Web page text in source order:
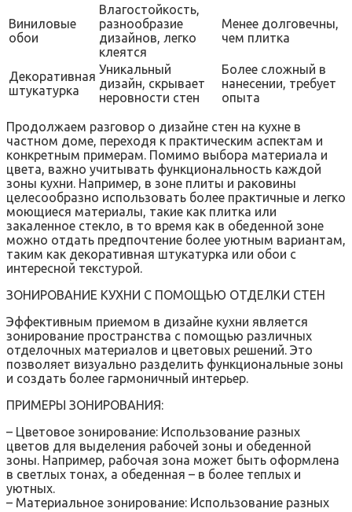
Виниловые
обои
Влагостойкость,
разнообразие
дизайнов, легко
клеятся
Менее долговечны,
чем плитка
Декоративная
штукатурка
Уникальный
дизайн, скрывает
неровности стен
Более сложный в
нанесении, требует
опыта
Продолжаем разговор о дизайне стен на кухне в
частном доме, переходя к практическим аспектам и
конкретным примерам. Помимо выбора материала и
цвета, важно учитывать функциональность каждой
зоны кухни. Например, в зоне плиты и раковины
целесообразно использовать более практичные и легко
моющиеся материалы, такие как плитка или
закаленное стекло, в то время как в обеденной зоне
можно отдать предпочтение более уютным вариантам,
таким как декоративная штукатурка или обои с
интересной текстурой.
ЗОНИРОВАНИЕ КУХНИ С ПОМОЩЬЮ ОТДЕЛКИ СТЕН
Эффективным приемом в дизайне кухни является
зонирование пространства с помощью различных
отделочных материалов и цветовых решений. Это
позволяет визуально разделить функциональные зоны
и создать более гармоничный интерьер.
ПРИМЕРЫ ЗОНИРОВАНИЯ:
– Цветовое зонирование: Использование разных
цветов для выделения рабочей зоны и обеденной
зоны. Например, рабочая зона может быть оформлена
в светлых тонах, а обеденная – в более теплых и
уютных.
– Материальное зонирование: Использование разных